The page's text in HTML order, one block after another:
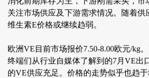
关注市场供应及下游需求情况。随着供
维生素E价格或继续趋弱。
欧洲VE目前市场报价7.50-8.00欧元/kg
终端们从行业自媒体了解到的7月VE出
的VE供应充足。价格的走势似乎也趋